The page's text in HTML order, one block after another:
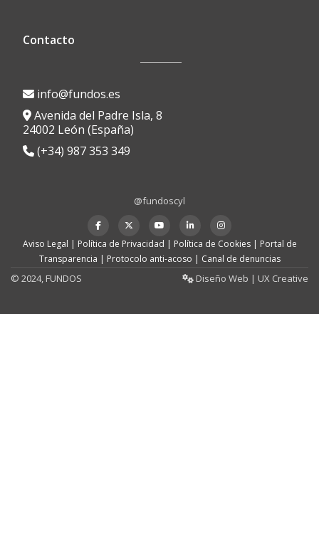
Contacto
info@fundos.es
Avenida del Padre Isla, 8
24002 León (España)
(+34) 987 353 349
@fundoscyl
secundario
fa-
fa-
fa-
x-
fa-
play
fa-
fa-
Aviso Legal | Política de Privacidad | Política de Cookies| Portal de
Transparencia | Protocolo anti-acoso | Canal de denuncias
© 2024, FUNDOS Diseño Web | UX Creative